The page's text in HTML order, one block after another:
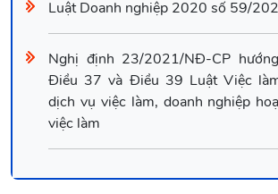
Luật Doanh nghiệp 2020 số 59/
Nghị định 23/2021/NĐ-CP
Điều 37 và Điều 39 Luật Việc
dịch vụ việc làm, doanh nghiệp
việc làm